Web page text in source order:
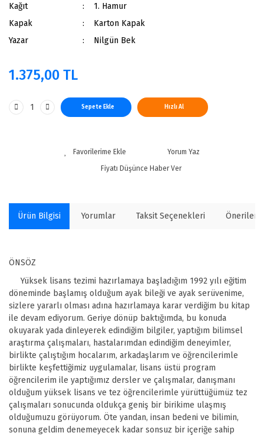
Kağıt
1. Hamur
Kapak
Karton Kapak
Yazar
Nilgün Bek
1.375,00 TL
Sepete Ekle Hızlı Al
Yorum Yaz
Fiyatı Düşünce Haber Ver
Ürün Bilgisi Yorumlar Taksit Seçenekleri
ÖNSÖZ
Yüksek lisans tezimi hazırlamaya başladığım 1992 yılı eğitim
döneminde başlamış olduğum ayak bileği ve ayak serüvenime,
sizlere yararlı olması adına hazırlamaya karar verdiğim bu kitap
ile devam ediyorum. Geriye dönüp baktığımda, bu konuda
okuyarak yada dinleyerek edindiğim bilgiler, yaptığım bilimsel
araştırma çalışmaları, hastalarımdan edindiğim deneyimler,
birlikte çalıştığım hocalarım, arkadaşlarım ve öğrencilerimle
birlikte keşfettiğimiz uygulamalar, lisans üstü program
öğrencilerim ile yaptığımız dersler ve çalışmalar, danışmanı
olduğum yüksek lisans ve tez öğrencilerimle yürüttüğümüz tez
çalışmaları sonucunda oldukça geniş bir birikime ulaşmış
olduğumuzu görüyorum. Öte yandan, insan bedeni ve bilimin,
sonuna geldim denemeyecek kadar sonsuz bir içeriğe sahip